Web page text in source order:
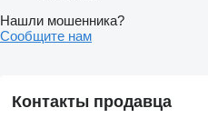
Нашли мошенника?
Сообщите нам
Контакты продавца